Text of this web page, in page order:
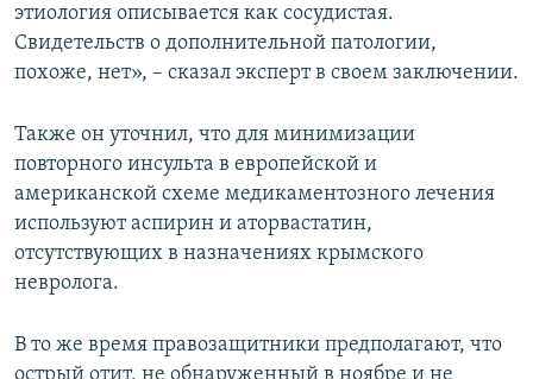
этиология описывается как сосудистая.
Свидетельств о дополнительной патологии,
похоже, нет», – сказал эксперт в своем заключении.
Также он уточнил, что для минимизации
повторного инсульта в европейской и
американской схеме медикаментозного лечения
используют аспирин и аторвастатин,
отсутствующих в назначениях крымского
невролога.
В то же время правозащитники предполагают, что